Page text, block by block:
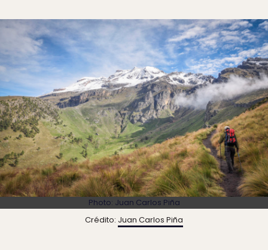
Photo: Juan Carlos Piña
Crédito: Juan Carlos Piña